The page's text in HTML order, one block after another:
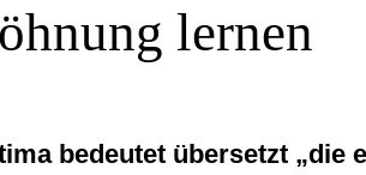
lernen
bedeutet übersetzt „die